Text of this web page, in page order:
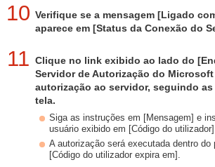
10 Verifique se a mensagem [Ligado
aparece em [Status da Conexão do
11 Clique no link exibido ao lado do
Servidor de Autorização do Microsoft
autorização ao servidor, seguindo
tela.
Siga as instruções em [Mensagem] e
usuário exibido em [Código do
A autorização será executada dentro do
[Código do utilizador expira em].